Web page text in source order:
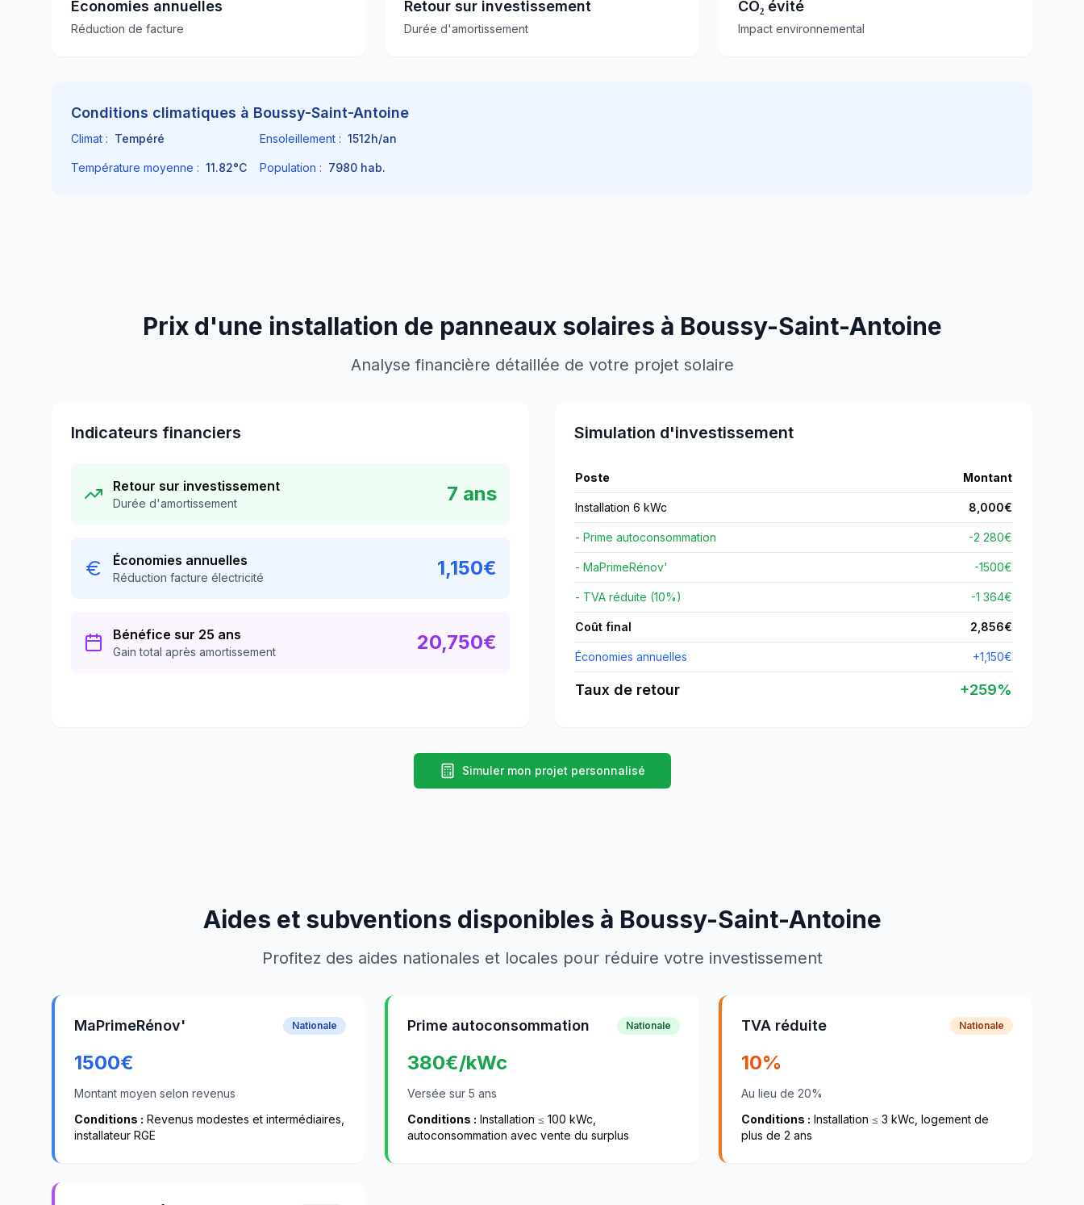
Économies annuelles
Réduction de facture
Retour sur investissement
Durée d'amortissement
CO₂ évité
Impact environnemental
Conditions climatiques à Boussy-Saint-Antoine
Climat : Tempéré Ensoleillement : 1512h/an
Température moyenne : 11.82°C Population : 7980 hab.
Prix d'une installation de panneaux solaires à Boussy-Saint-Antoine
Analyse financière détaillée de votre projet solaire
Indicateurs financiers
Retour sur investissement
Durée d'amortissement 7 ans
Économies annuelles
Réduction facture électricité 1,150€
Bénéfice sur 25 ans
Gain total après amortissement 20,750€
Simulation d'investissement
Poste Montant
Installation 6 kWc 8,000€
- Prime autoconsommation -2 280€
- MaPrimeRénov' -1500€
- TVA réduite (10%) -1 364€
Coût final 2,856€
Économies annuelles +1,150€
Taux de retour +259%
Simuler mon projet personnalisé
Aides et subventions disponibles à Boussy-Saint-Antoine
Profitez des aides nationales et locales pour réduire votre investissement
MaPrimeRénov' Nationale
1500€
Montant moyen selon revenus
Conditions : Revenus modestes et intermédiaires,
installateur RGE
Prime autoconsommation Nationale
380€/kWc
Versée sur 5 ans
Conditions : Installation ≤ 100 kWc,
autoconsommation avec vente du surplus
TVA réduite Nationale
10%
Au lieu de 20%
Conditions : Installation ≤ 3 kWc, logement de
plus de 2 ans